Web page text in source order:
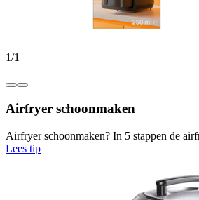
1/1
Airfryer schoonmaken
Airfryer schoonmaken? In 5 stappen de
Lees tip